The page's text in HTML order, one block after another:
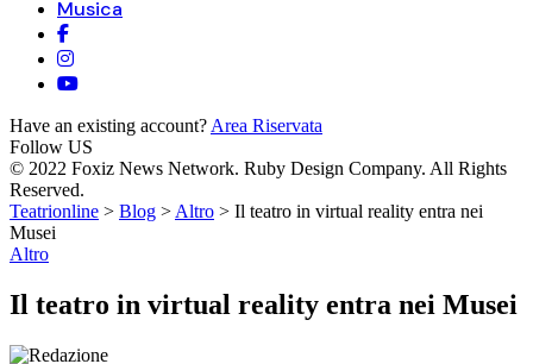
Musica
Have an existing account? Area Riservata
Follow US
© 2022 Foxiz News Network. Ruby Design Company. All Rights
Reserved.
Teatrionline > Blog > Altro > Il teatro in virtual reality entra nei
Musei
Altro
Il teatro in virtual reality entra nei Musei